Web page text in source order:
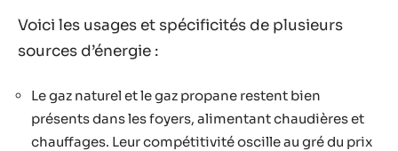
Voici les usages et spécificités de plusieurs
sources d’énergie :
Le gaz naturel et le gaz propane restent bien
présents dans les foyers, alimentant chaudières et
chauffages. Leur compétitivité oscille au gré du prix